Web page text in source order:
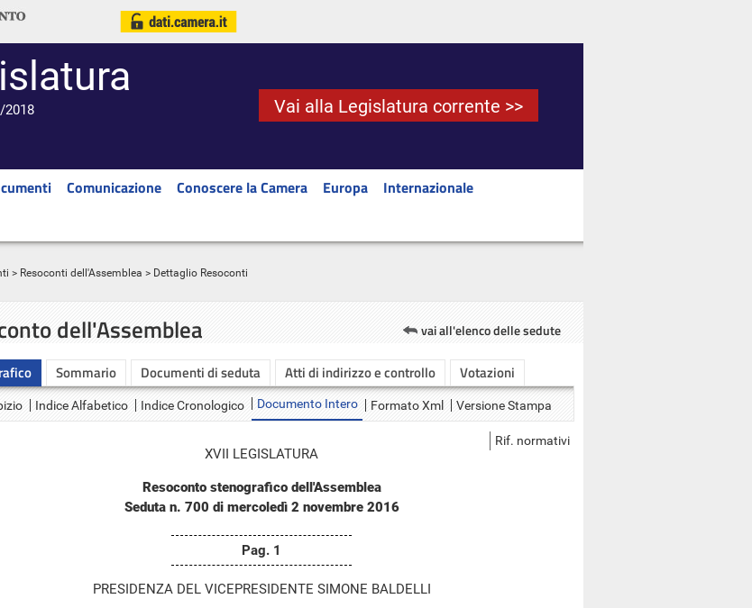
2018 Vai alla Legislatura corrente >>
Comunicazione Conoscere la Camera Europa
Internazionale
> Resoconti dell'Assemblea > Dettaglio Resoconti
dell'Assemblea vai all'elenco delle sedute
Sommario Documenti di seduta Atti di indirizzo e controllo Votazioni
Indice Alfabetico Indice Cronologico Documento Intero Formato Xml Versione Stampa
Rif. normativi
XVII LEGISLATURA
Resoconto stenografico dell'Assemblea
Seduta n. 700 di mercoledì 2 novembre 2016
Pag. 1
PRESIDENZA DEL VICEPRESIDENTE SIMONE BALDELLI